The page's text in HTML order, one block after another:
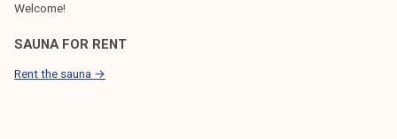
Welcome!
SAUNA FOR RENT
Rent the sauna →